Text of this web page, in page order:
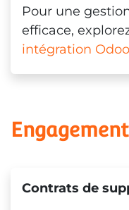
Pour une
efficace,
intégration
Engagement
Contrats de